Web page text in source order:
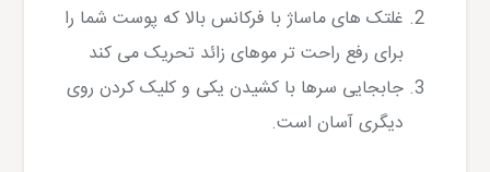
غلتک های ماساژ با فرکانس بالا که پوست شما را
برای رفع راحت تر موهای زائد تحریک می کند
جابجایی سرها با کشیدن یکی و کلیک کردن روی
دیگری آسان است.